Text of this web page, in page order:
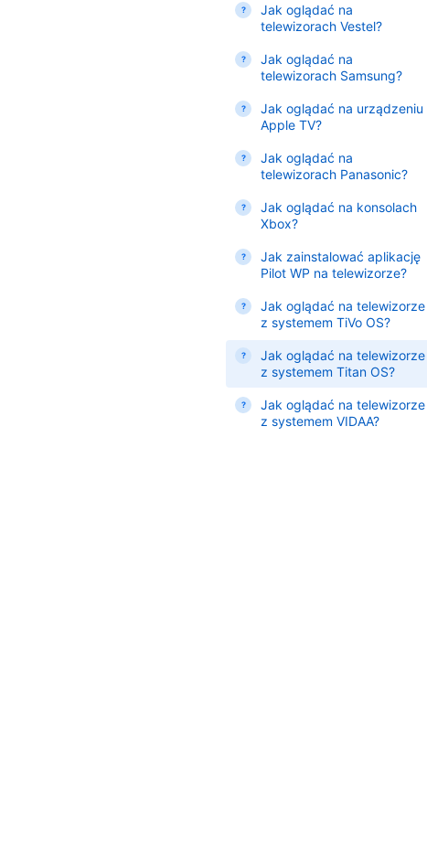
Jak oglądać na
telewizorach Vestel?
Jak oglądać na
telewizorach Samsung?
Jak oglądać na urządzeniu
Apple TV?
Jak oglądać na
telewizorach Panasonic?
Jak oglądać na konsolach
Xbox?
Jak zainstalować aplikację
Pilot WP na telewizorze?
Jak oglądać na telewizorze
z systemem TiVo OS?
Jak oglądać na telewizorze
z systemem Titan OS?
Jak oglądać na telewizorze
z systemem VIDAA?